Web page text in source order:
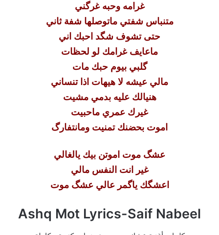
غرامه وحبه غرگني
متنباس شفتي ماتوصلها شفة ثاني
حتى تشوف شگد احبك اني
ماعايف غرامك لو لحظات
گلبي بيوم حبك مات
مالي عيشه لا هيهات اذا تنساني
هنيالك عليه بدمي مشيت
غيرك عمري ماحبيت
اموت بحضنك تمنيت ومانتفارگ
عشگ موت اموتن بيك يالغالي
غير انت النفس مالي
اعشگك ياگمر عالي عشگ موت
Ashq Mot Lyrics-Saif Nabeel